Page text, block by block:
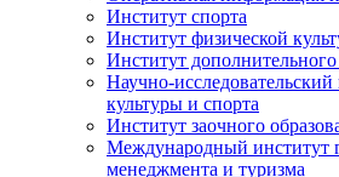
Институт спорта
Институт физической
Институт
Научно-
культуры и спорта
Институт заочного
Международный институт
менеджмента и туризма